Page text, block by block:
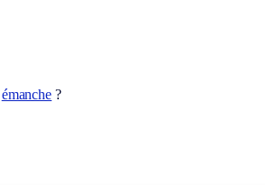
émanche ?